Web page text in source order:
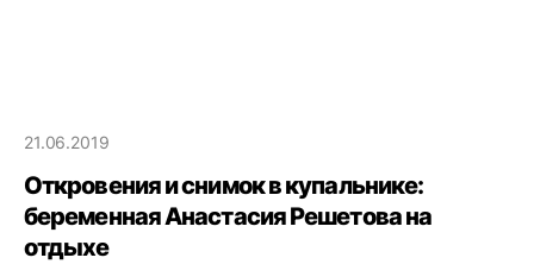
21.06.2019
Откровения и снимок в купальнике:
беременная Анастасия Решетова на
отдыхе